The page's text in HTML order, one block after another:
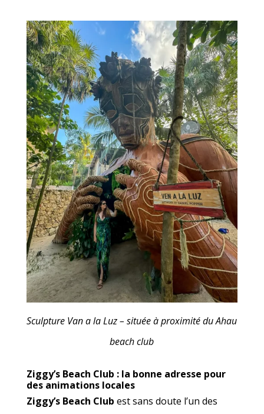
Sculpture Van a la Luz – située à proximité du Ahau
beach club
Ziggy’s Beach Club : la bonne adresse pour
des animations locales
Ziggy’s Beach Club est sans doute l’un des